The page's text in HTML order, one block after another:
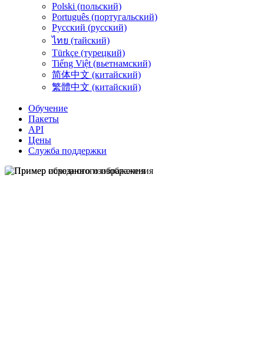
Polski (польский)
Português (португальский)
Русский (русский)
ไทย (тайский)
Türkçe (турецкий)
Tiếng Việt (вьетнамский)
简体中文 (китайский)
繁體中文 (китайский)
Обучение
Пакеты
API
Цены
Служба поддержки